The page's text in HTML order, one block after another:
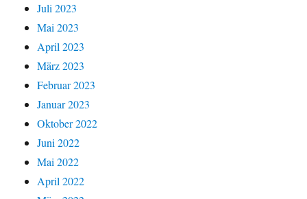
Juli 2023
Mai 2023
April 2023
März 2023
Februar 2023
Januar 2023
Oktober 2022
Juni 2022
Mai 2022
April 2022